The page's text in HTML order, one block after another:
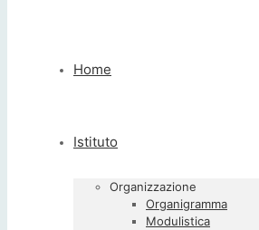
Home
Istituto
Organizzazione
Organigramma
Modulistica